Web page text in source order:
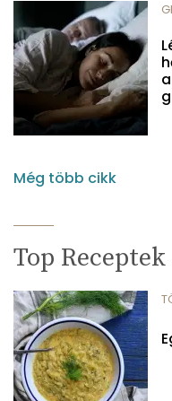
Még több cikk
Top Receptek